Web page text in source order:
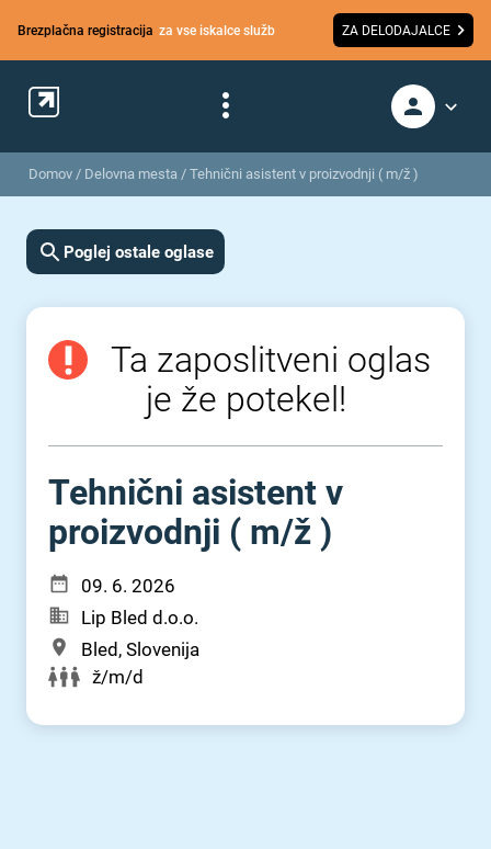
Brezplačna registracija za vse iskalce služb ZA DELODAJALCE
Domov / Delovna mesta / Tehnični asistent v proizvodnji ( m/ž )
Poglej ostale oglase
Ta zaposlitveni oglas
je že potekel!
Tehnični asistent v
proizvodnji ( m⁠/⁠ž )
09. 6. 2026
Lip Bled d.o.o.
Bled, Slovenija
ž/m/d